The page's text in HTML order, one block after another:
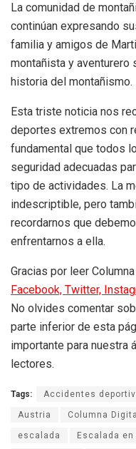
La comunidad de
continúan expresando
familia y amigos de
montañista y aventurero
historia del montañismo.
Esta triste noticia nos
deportes extremos con
fundamental que todos
seguridad adecuadas
tipo de actividades. La
indescriptible, pero
recordarnos que
enfrentarnos a ella.
Gracias por leer
Facebook, Twitter,
No olvides comentar
parte inferior de esta
importante para nuestra
lectores.
Tags: Accidentes
Austria Columna Digital
escalada Escalada